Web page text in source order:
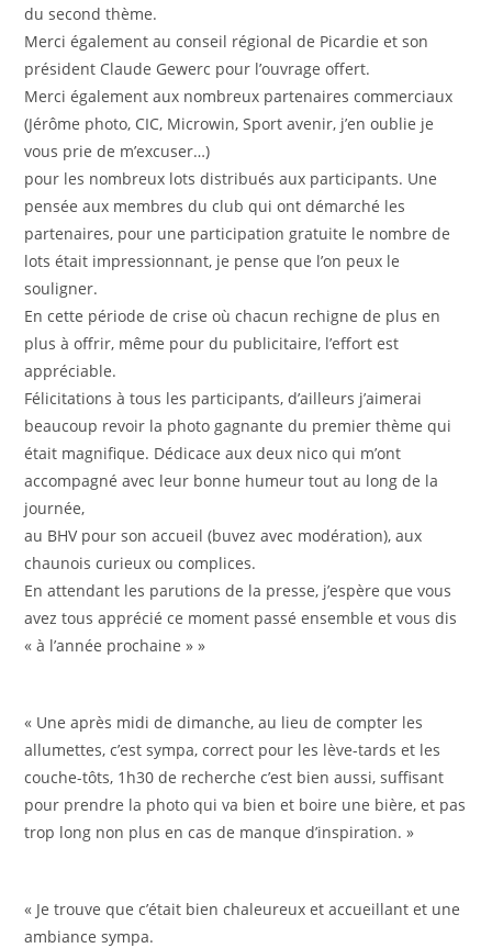
du second thème.
Merci également au conseil régional de Picardie et son
président Claude Gewerc pour l’ouvrage offert.
Merci également aux nombreux partenaires commerciaux
(Jérôme photo, CIC, Microwin, Sport avenir, j’en oublie je
vous prie de m’excuser…)
pour les nombreux lots distribués aux participants. Une
pensée aux membres du club qui ont démarché les
partenaires, pour une participation gratuite le nombre de
lots était impressionnant, je pense que l’on peux le
souligner.
En cette période de crise où chacun rechigne de plus en
plus à offrir, même pour du publicitaire, l’effort est
appréciable.
Félicitations à tous les participants, d’ailleurs j’aimerai
beaucoup revoir la photo gagnante du premier thème qui
était magnifique. Dédicace aux deux nico qui m’ont
accompagné avec leur bonne humeur tout au long de la
journée,
au BHV pour son accueil (buvez avec modération), aux
chaunois curieux ou complices.
En attendant les parutions de la presse, j’espère que vous
avez tous apprécié ce moment passé ensemble et vous dis
« à l’année prochaine » »
« Une après midi de dimanche, au lieu de compter les
allumettes, c’est sympa, correct pour les lève-tards et les
couche-tôts, 1h30 de recherche c’est bien aussi, suffisant
pour prendre la photo qui va bien et boire une bière, et pas
trop long non plus en cas de manque d’inspiration. »
« Je trouve que c’était bien chaleureux et accueillant et une
ambiance sympa.